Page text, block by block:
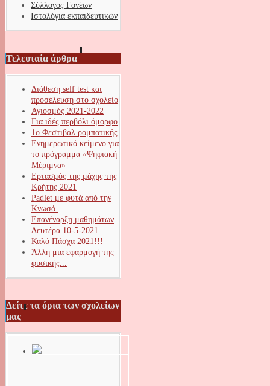
Σύλλογος Γονέων
Ιστολόγια εκπαιδευτικών
Τελευταία άρθρα
Διάθεση self test και
προσέλευση στο σχολείο
Αγιοσμός 2021-2022
Για ιδές περβόλι όμορφο
1ο Φεστιβαλ ρομποτικής
Ενημερωτικό κείμενο για
το πρόγραμμα «Ψηφιακή
Μέριμνα»
Ερτασμός της μάχης της
Κρήτης 2021
Padlet με φυτά από την
Κνωσό.
Επανέναρξη μαθημάτων
Δευτέρα 10-5-2021
Καλό Πάσχα 2021!!!
Άλλη μια εφαρμογή της
φυσικής...
Δείτε τα όρια των σχολείων
μας